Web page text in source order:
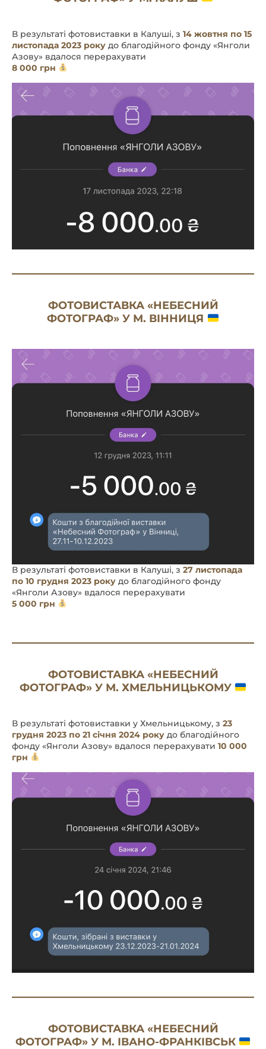
В результаті фотовиставки в Калуші, з 14 жовтня по 15
листопада 2023 року до благодійного фонду «Янголи
Азову» вдалося перерахувати
8 000 грн
ФОТОВИСТАВКА «НЕБЕСНИЙ
ФОТОГРАФ» У М. ВІННИЦЯ
В результаті фотовиставки в Калуші, з 27 листопада
по 10 грудня 2023 року до благодійного фонду
«Янголи Азову» вдалося перерахувати
5 000 грн
ФОТОВИСТАВКА «НЕБЕСНИЙ
ФОТОГРАФ» У М. ХМЕЛЬНИЦЬКОМУ
В результаті фотовиставки у Хмельницькому, з 23
грудня 2023 по 21 січня 2024 року до благодійного
фонду «Янголи Азову» вдалося перерахувати 10 000
грн
ФОТОВИСТАВКА «НЕБЕСНИЙ
ФОТОГРАФ» У М. ІВАНО-ФРАНКІВСЬК